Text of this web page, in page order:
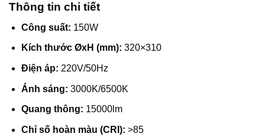
Thông tin chi tiết
Công suất: 150W
Kích thước ØxH (mm): 320×310
Điện áp: 220V/50Hz
Ánh sáng: 3000K/6500K
Quang thông: 15000lm
Chỉ số hoàn màu (CRI): >85